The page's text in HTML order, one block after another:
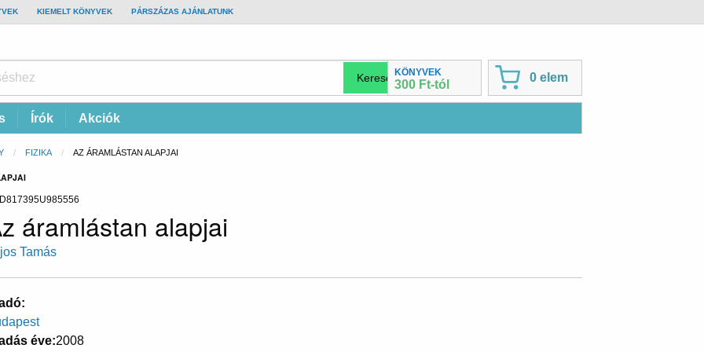
KIEMELT KÖNYVEK PÁRSZÁZAS AJÁNLATUNK
KÖNYVEK
300 Ft-tól
0 elem
Írók Akciók
FIZIKA CURRENT:
AZ ÁRAMLÁSTAN ALAPJAI
áramlástan alapjai
Tamás
éve 2008